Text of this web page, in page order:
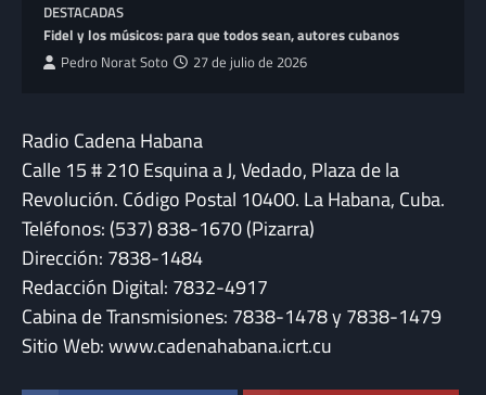
DESTACADAS
Fidel y los músicos: para que todos sean, autores cubanos
Pedro Norat Soto 27 de julio de 2026
Radio Cadena Habana
Calle 15 # 210 Esquina a J, Vedado, Plaza de la
Revolución. Código Postal 10400. La Habana, Cuba.
Teléfonos: (537) 838-1670 (Pizarra)
Dirección: 7838-1484
Redacción Digital: 7832-4917
Cabina de Transmisiones: 7838-1478 y 7838-1479
Sitio Web: www.cadenahabana.icrt.cu